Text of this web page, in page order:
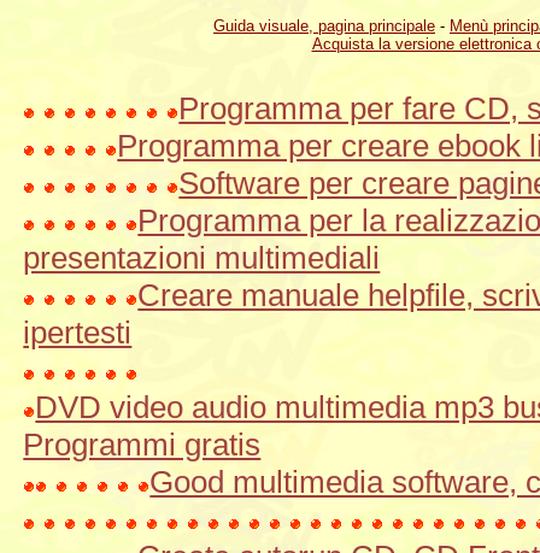
Guida visuale, pagina principale - Menù
Acquista la versione elettronica
Programma per fare CD,
Programma per creare ebook
Software per creare
Programma per la
presentazioni multimediali
Creare manuale helpfile,
ipertesti
DVD video audio multimedia mp3
Programmi gratis
Good multimedia software,